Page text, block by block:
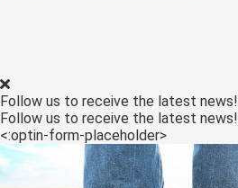
Follow us to receive the latest news!
Follow us to receive the latest news!
<:optin-form-placeholder>
deze
kan de
niet